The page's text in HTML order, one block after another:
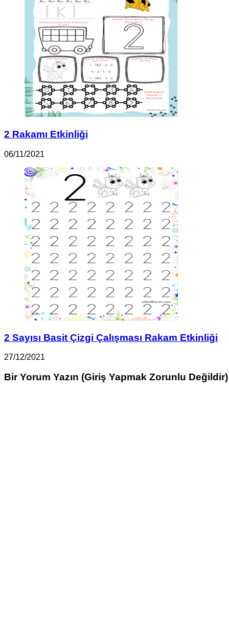
2 Rakamı Etkinliği
06/11/2021
2 Sayısı Basit Çizgi Çalışması Rakam Etkinliği
27/12/2021
Bir Yorum Yazın (Giriş Yapmak Zorunlu Değildir)